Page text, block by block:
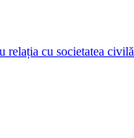
relația cu societatea civilă